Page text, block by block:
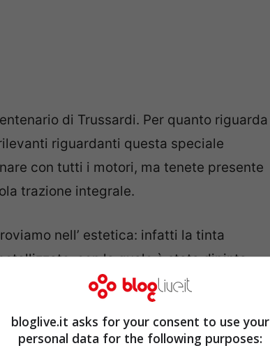
di Trussardi. Per quanto riguarda
riguardanti questa speciale
con tutti i motori, ma tenete presente
trazione integrale.
nell’ estetica: infatti la tinta
con la quale è stata dipinta
può passare inosservata o quasi, di
dipinti in giallo sui parafanghi non
bloglive.it asks for your consent to use your
personal data for the following purposes: